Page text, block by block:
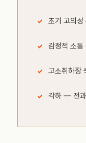
초기 고의성
감정적 소
고소취하장
각하 — 전과